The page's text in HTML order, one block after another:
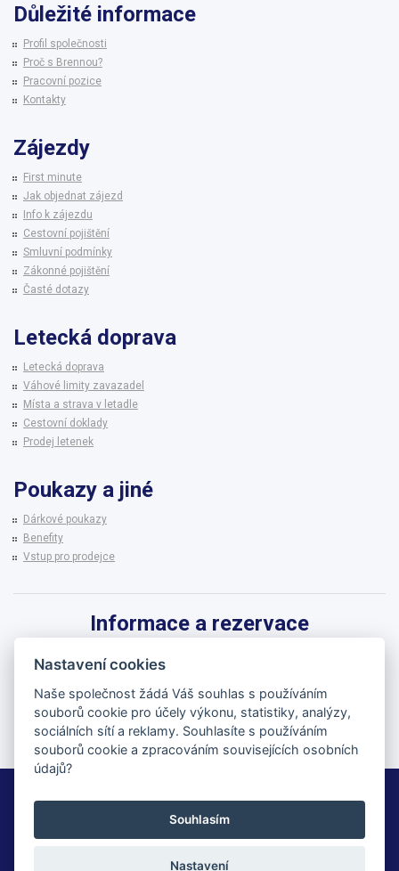
Důležité informace
Profil společnosti
Proč s Brennou?
Pracovní pozice
Kontakty
Zájezdy
First minute
Jak objednat zájezd
Info k zájezdu
Cestovní pojištění
Smluvní podmínky
Zákonné pojištění
Časté dotazy
Letecká doprava
Letecká doprava
Váhové limity zavazadel
Místa a strava v letadle
Cestovní doklady
Prodej letenek
Poukazy a jiné
Dárkové poukazy
Benefity
Vstup pro prodejce
Informace a rezervace
542 215 256
brenna@brenna.cz
BRENNA cestovní kancelář
Nastavení cookies
Naše společnost žádá Váš souhlas s používáním
souborů cookie pro účely výkonu, statistiky, analýzy,
sociálních sítí a reklamy. Souhlasíte s používáním
souborů cookie a zpracováním souvisejících osobních
údajů?
Souhlasím
Nastavení